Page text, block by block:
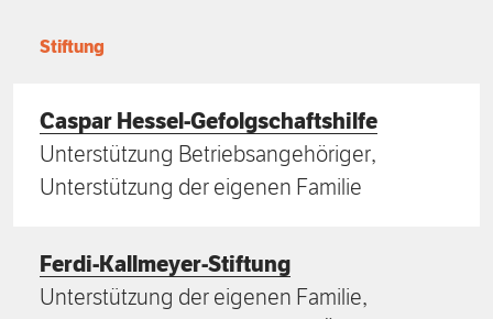
Förderpreis
Finanzierung
Zustiften und Spenden
Stiftung
Caspar Hessel-Gefolgschaftshilfe
Unterstützung Betriebsangehöriger,
Unterstützung der eigenen Familie
Ferdi-Kallmeyer-Stiftung
Unterstützung der eigenen Familie,